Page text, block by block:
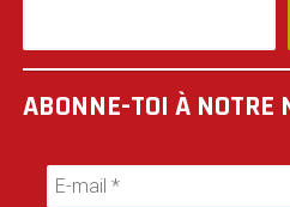
ABONNE-TOI À NOTRE